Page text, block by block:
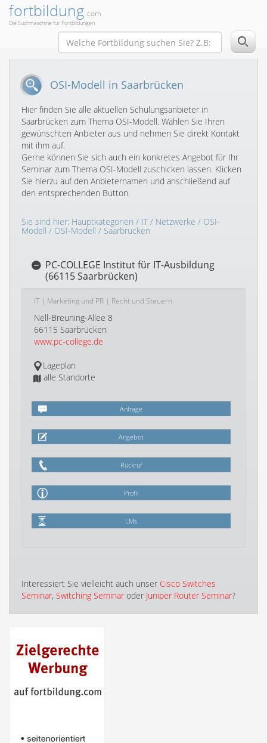
fortbildung.com
Die Suchmaschine für Fortbildungen
OSI-Modell in Saarbrücken
Hier finden Sie alle aktuellen Schulungsanbieter in
Saarbrücken zum Thema OSI-Modell. Wählen Sie Ihren
gewünschten Anbieter aus und nehmen Sie direkt Kontakt
mit ihm auf.
Gerne können Sie sich auch ein konkretes Angebot für Ihr
Seminar zum Thema OSI-Modell zuschicken lassen. Klicken
Sie hierzu auf den Anbieternamen und anschließend auf
den entsprechenden Button.
Sie sind hier: Hauptkategorien / IT/ Netzwerke / OSI-
Modell / OSI-Modell / Saarbrücken
PC-COLLEGE Institut für IT-Ausbildung
(66115 Saarbrücken)
IT | Marketing und PR | Recht und Steuern
Nell-Breuning-Allee 8
66115 Saarbrücken
www.pc-college.de
Lageplan
alle Standorte
Anfrage
Angebot
Rückruf
Profil
LMs
Interessiert Sie vielleicht auch unser Cisco Switches
Seminar, Switching Seminar oder Juniper Router Seminar?